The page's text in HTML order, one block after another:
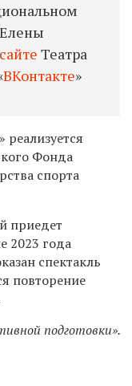
сайте Театра
ВКонтакте»
реализуется
Фонда
спорта
приедет
2023 года
спектакль
повторение
подготовки».